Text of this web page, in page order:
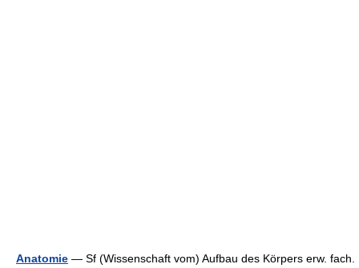
Anatomie — Sf (Wissenschaft vom) Aufbau des Körpers erw. fach.